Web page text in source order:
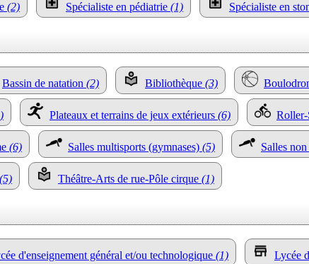
(2) Spécialiste en pédiatrie (1) Spécialiste en
Bassin de natation (2) Bibliothèque (3)
Plateaux et terrains de jeux extérieurs (6) Roller-
(6) Salles multisports (gymnases) (5) Salles
(5) Théâtre-Arts de rue-Pôle cirque (1)
d'enseignement général et/ou technologique (1) Lycée